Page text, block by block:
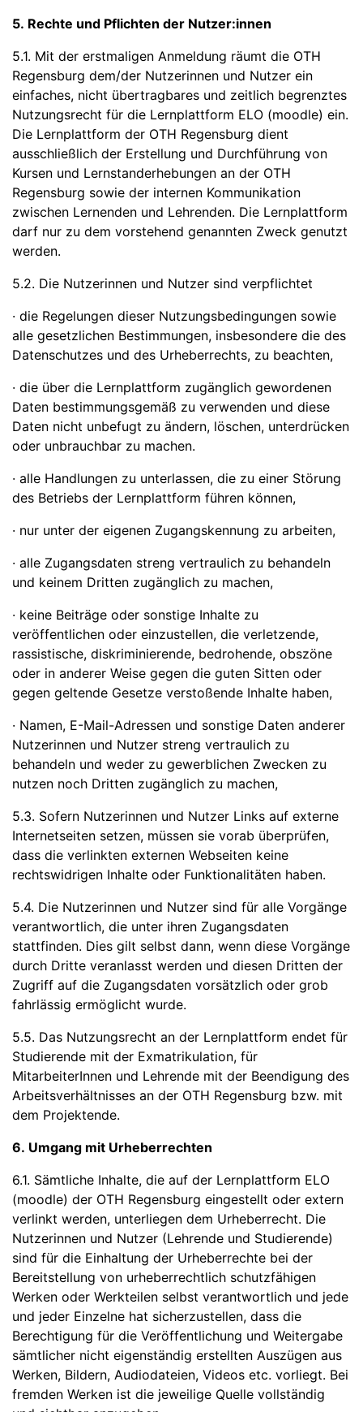
5. Rechte und Pflichten der Nutzer:innen
5.1. Mit der erstmaligen Anmeldung räumt die OTH
Regensburg dem/der Nutzerinnen und Nutzer ein
einfaches, nicht übertragbares und zeitlich begrenztes
Nutzungsrecht für die Lernplattform ELO (moodle) ein.
Die Lernplattform der OTH Regensburg dient
ausschließlich der Erstellung und Durchführung von
Kursen und Lernstanderhebungen an der OTH
Regensburg sowie der internen Kommunikation
zwischen Lernenden und Lehrenden. Die Lernplattform
darf nur zu dem vorstehend genannten Zweck genutzt
werden.
5.2. Die Nutzerinnen und Nutzer sind verpflichtet
· die Regelungen dieser Nutzungsbedingungen sowie
alle gesetzlichen Bestimmungen, insbesondere die des
Datenschutzes und des Urheberrechts, zu beachten,
· die über die Lernplattform zugänglich gewordenen
Daten bestimmungsgemäß zu verwenden und diese
Daten nicht unbefugt zu ändern, löschen, unterdrücken
oder unbrauchbar zu machen.
· alle Handlungen zu unterlassen, die zu einer Störung
des Betriebs der Lernplattform führen können,
· nur unter der eigenen Zugangskennung zu arbeiten,
· alle Zugangsdaten streng vertraulich zu behandeln
und keinem Dritten zugänglich zu machen,
· keine Beiträge oder sonstige Inhalte zu
veröffentlichen oder einzustellen, die verletzende,
rassistische, diskriminierende, bedrohende, obszöne
oder in anderer Weise gegen die guten Sitten oder
gegen geltende Gesetze verstoßende Inhalte haben,
· Namen, E-Mail-Adressen und sonstige Daten anderer
Nutzerinnen und Nutzer streng vertraulich zu
behandeln und weder zu gewerblichen Zwecken zu
nutzen noch Dritten zugänglich zu machen,
5.3. Sofern Nutzerinnen und Nutzer Links auf externe
Internetseiten setzen, müssen sie vorab überprüfen,
dass die verlinkten externen Webseiten keine
rechtswidrigen Inhalte oder Funktionalitäten haben.
5.4. Die Nutzerinnen und Nutzer sind für alle Vorgänge
verantwortlich, die unter ihren Zugangsdaten
stattfinden. Dies gilt selbst dann, wenn diese Vorgänge
durch Dritte veranlasst werden und diesen Dritten der
Zugriff auf die Zugangsdaten vorsätzlich oder grob
fahrlässig ermöglicht wurde.
5.5. Das Nutzungsrecht an der Lernplattform endet für
Studierende mit der Exmatrikulation, für
MitarbeiterInnen und Lehrende mit der Beendigung des
Arbeitsverhältnisses an der OTH Regensburg bzw. mit
dem Projektende.
6. Umgang mit Urheberrechten
6.1. Sämtliche Inhalte, die auf der Lernplattform ELO
(moodle) der OTH Regensburg eingestellt oder extern
verlinkt werden, unterliegen dem Urheberrecht. Die
Nutzerinnen und Nutzer (Lehrende und Studierende)
sind für die Einhaltung der Urheberrechte bei der
Bereitstellung von urheberrechtlich schutzfähigen
Werken oder Werkteilen selbst verantwortlich und jede
und jeder Einzelne hat sicherzustellen, dass die
Berechtigung für die Veröffentlichung und Weitergabe
sämtlicher nicht eigenständig erstellten Auszügen aus
Werken, Bildern, Audiodateien, Videos etc. vorliegt. Bei
fremden Werken ist die jeweilige Quelle vollständig